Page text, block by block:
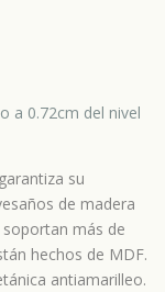
a 0.72cm del nivel
su
de madera
más de
hechos de MDF.
antiamarilleo.